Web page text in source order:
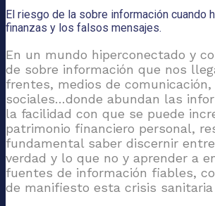
El riesgo de la sobre información cuando
finanzas y los falsos mensajes.
En un mundo hiperconectado y
de sobre información que nos
frentes, medios de comunicación,
sociales…donde abundan las
la facilidad con que se puede
patrimonio financiero personal,
fundamental saber discernir
verdad y lo que no y aprender a
fuentes de información fiables,
de manifiesto esta crisis sanitaria